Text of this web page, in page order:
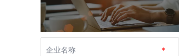
*
企业名称